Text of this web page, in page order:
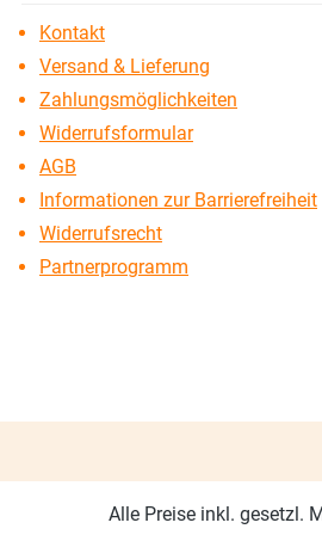
Kontakt
Versand & Lieferung
Zahlungsmöglichkeiten
Widerrufsformular
AGB
Informationen zur Barrierefreiheit
Widerrufsrecht
Partnerprogramm
Alle Preise inkl. gesetzl.